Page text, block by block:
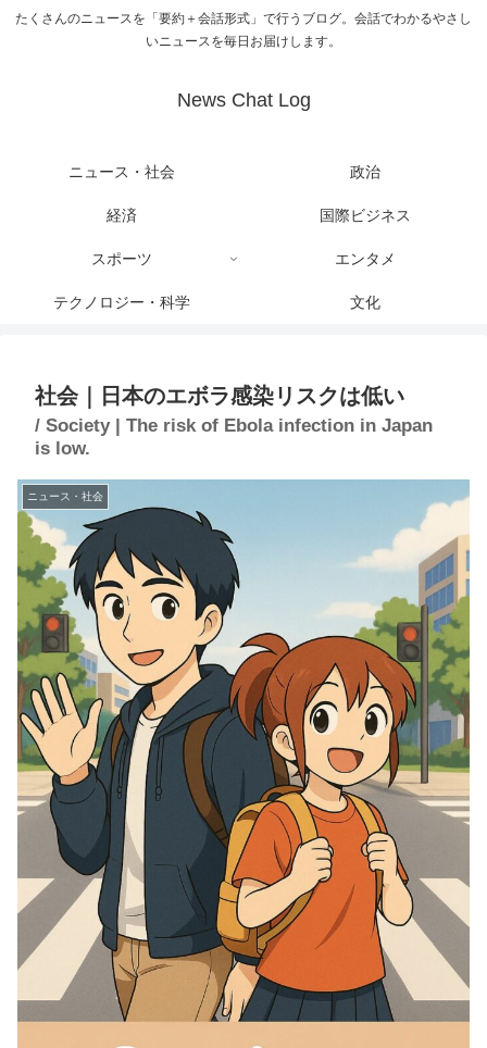
たくさんのニュースを「要約＋会話形式」で行うブログ。会話でわかるやさし
いニュースを毎日お届けします。
News Chat Log
ニュース・社会 政治
経済 国際ビジネス
スポーツ エンタメ
テクノロジー・科学 文化
社会｜日本のエボラ感染リスクは低い
/ Society | The risk of Ebola infection in Japan
is low.
ニュース・社会